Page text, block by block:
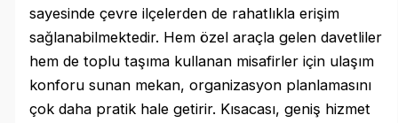
sayesinde çevre ilçelerden de rahatlıkla erişim
sağlanabilmektedir. Hem özel araçla gelen davetliler
hem de toplu taşıma kullanan misafirler için ulaşım
konforu sunan mekan, organizasyon planlamasını
çok daha pratik hale getirir. Kısacası, geniş hizmet